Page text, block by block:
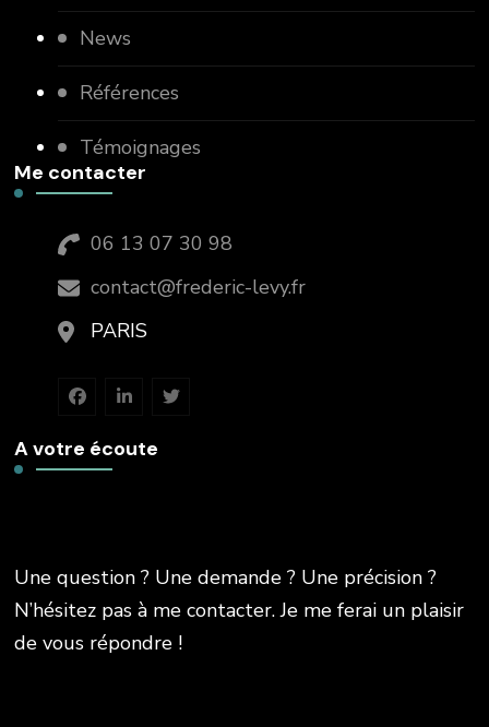
News
Références
Témoignages
Me contacter
06 13 07 30 98
contact@frederic-levy.fr
PARIS
A votre écoute
Une question ? Une demande ? Une précision ?
N’hésitez pas à me contacter. Je me ferai un plaisir
de vous répondre !